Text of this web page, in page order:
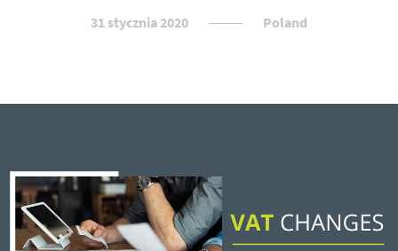
31 stycznia 2020 Poland